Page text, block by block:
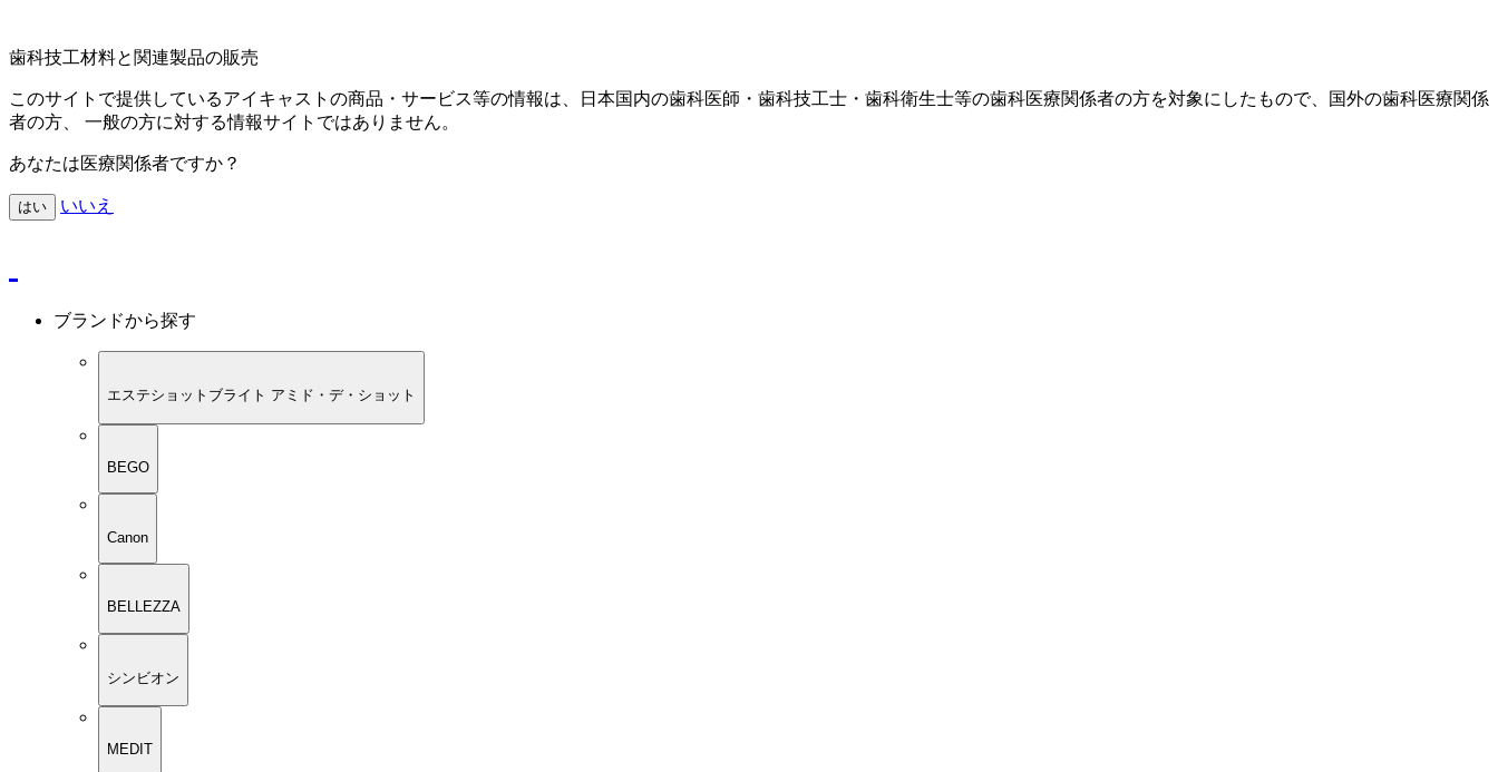
歯科技工材料と関連製品の販売
このサイトで提供しているアイキャストの商品・サービス等の情報は、日本国内の歯科医師・歯科技工士・歯科衛生士等の歯科医療関係者の方を対象にしたもので、国外の歯科医療関係
者の方、 一般の方に対する情報サイトではありません。
あなたは医療関係者ですか？
はい いいえ
ブランドから探す
エステショットブライト アミド・デ・ショット
BEGO
Canon
BELLEZZA
シンビオン
MEDIT